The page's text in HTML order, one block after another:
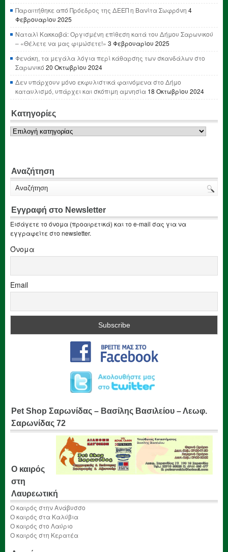
Παραιτήθηκε από Πρόεδρος της ΔΕΕΠ η Βανίτα Σωφρόνη 4
Φεβρουαρίου 2025
Ναταλί Κακκαβά: Οργισμένη επίθεση κατά του Δήμου Σαρωνικού
– «Θέλετε να μας φιμώσετε!» 3 Φεβρουαρίου 2025
Φενάκη, τα μεγάλα λόγια περί κάθαρσης των σκανδάλων στο
Σαρωνικό 20 Οκτωβρίου 2024
Δεν υπάρχουν μόνο εκφυλιστικά φαινόμενα στο Δήμο
καταυλισμό, υπάρχει και σκόπιμη αμνησία 18 Οκτωβρίου 2024
Κατηγορίες
Κατηγορίες
Αναζήτηση
Εγγραφή στο Newsletter
Εισάγετε το όνομα (προαιρετικά) και το e-mail σας για να
εγγραφείτε στο newsletter.
Όνομα
Email
Pet Shop Σαρωνίδας – Βασίλης Βασιλείου – Λεωφ.
Σαρωνίδας 72
Ο καιρός
στη
Λαυρεωτική
Ο καιρός στην Ανάβυσσο
Ο καιρός στα Καλύβια
Ο καιρός στο Λαύριο
Ο καιρός στη Κερατέα